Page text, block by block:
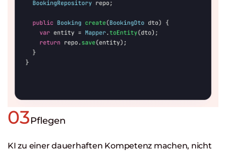
03Pflegen
KI zu einer dauerhaften Kompetenz machen, nicht